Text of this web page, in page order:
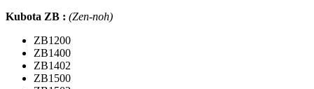
Kubota ZB : (Zen-noh)
ZB1200
ZB1400
ZB1402
ZB1500